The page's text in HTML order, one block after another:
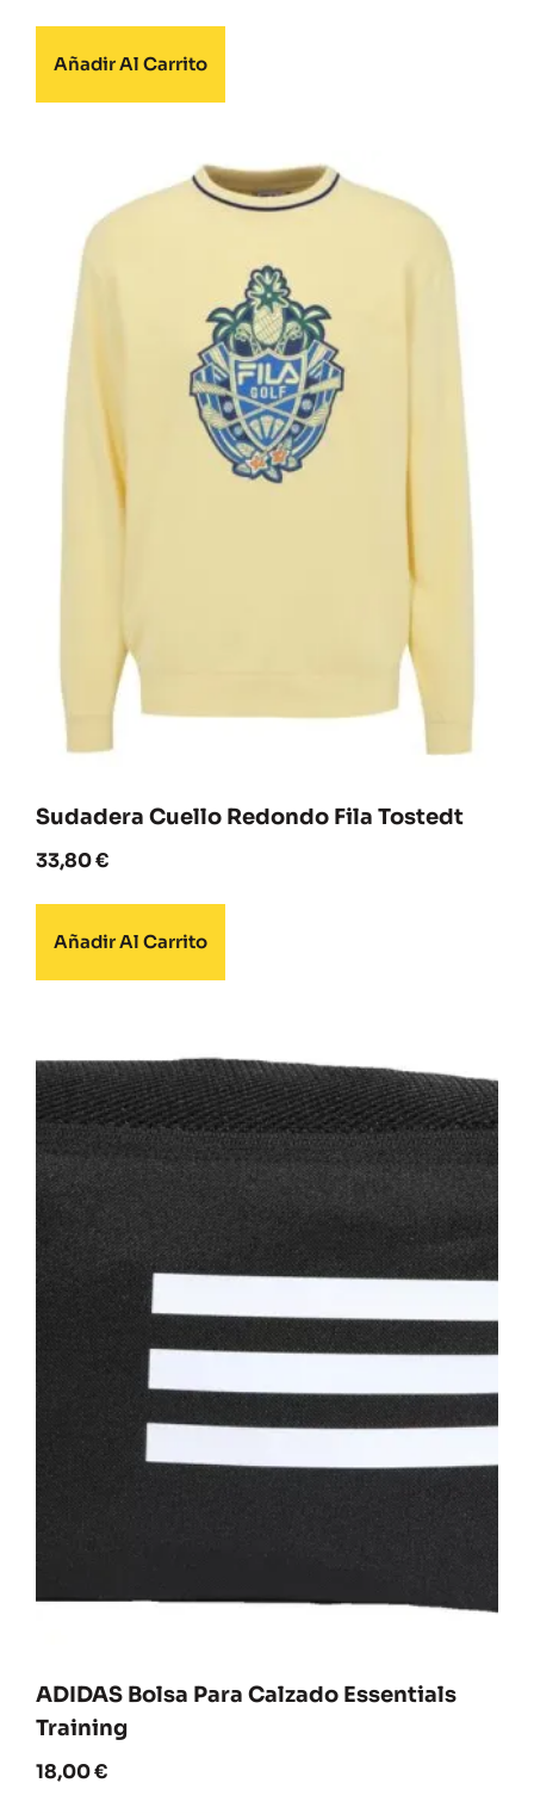
Añadir Al Carrito
Sudadera Cuello Redondo Fila Tostedt
33,80€
Añadir Al Carrito
ADIDAS Bolsa Para Calzado Essentials
Training
18,00€